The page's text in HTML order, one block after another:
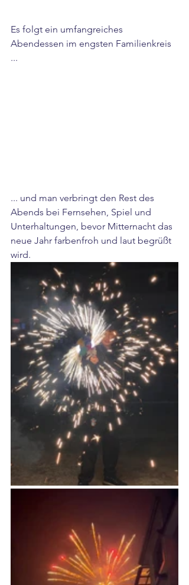
Es folgt ein umfangreiches
Abendessen im engsten Familienkreis
...
... und man verbringt den Rest des
Abends bei Fernsehen, Spiel und
Unterhaltungen, bevor Mitternacht das
neue Jahr farbenfroh und laut begrüßt
wird.